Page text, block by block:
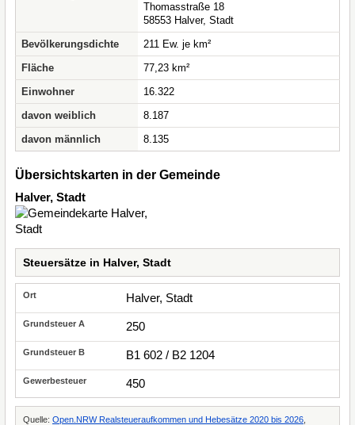
Thomasstraße 18
58553 Halver, Stadt
Bevölkerungsdichte
211 Ew. je km²
Fläche
77,23 km²
Einwohner
16.322
davon weiblich
8.187
davon männlich
8.135
Übersichtskarten in der Gemeinde
Halver, Stadt
Steuersätze in Halver, Stadt
Halver, Stadt
250
B1 602 / B2 1204
450
Quelle: Open.NRW Realsteueraufkommen und Hebesätze 2020 bis 2026